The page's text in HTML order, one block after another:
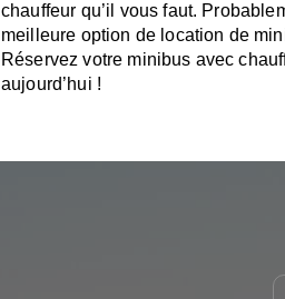
chauffeur qu’il vous faut.
meilleure option de location de
Réservez votre minibus avec
aujourd’hui !